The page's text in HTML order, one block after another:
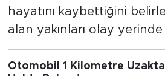
hayatını kaybettiğini
alan yakınları olay
Otomobil 1 Kilometre